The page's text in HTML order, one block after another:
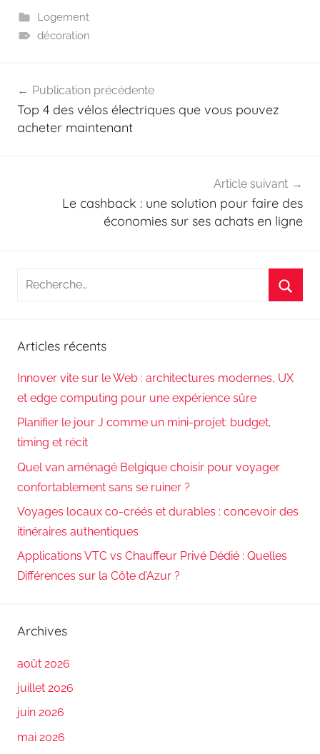
Logement
décoration
de
l’article
Publication précédente
Top 4 des vélos électriques que vous pouvez
acheter maintenant
Article suivant
Le cashback : une solution pour faire des
économies sur ses achats en ligne
Recherche
Articles récents
Innover vite sur le Web : architectures modernes, UX
et edge computing pour une expérience sûre
Planifier le jour J comme un mini-projet: budget,
timing et récit
Quel van aménagé Belgique choisir pour voyager
confortablement sans se ruiner ?
Voyages locaux co-créés et durables : concevoir des
itinéraires authentiques
Applications VTC vs Chauffeur Privé Dédié : Quelles
Différences sur la Côte d’Azur ?
Archives
août 2026
juillet 2026
juin 2026
mai 2026